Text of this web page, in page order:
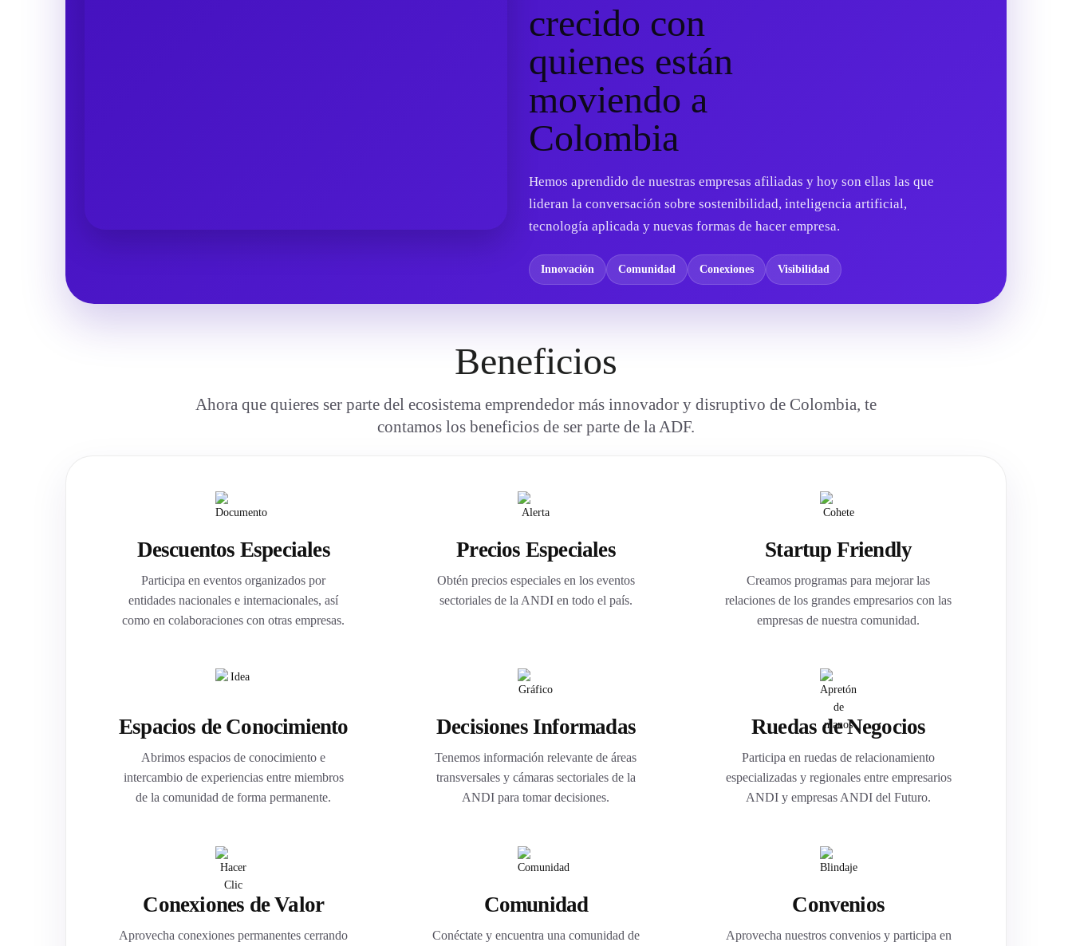
crecido con
quienes están
moviendo a
Colombia
Hemos aprendido de nuestras empresas afiliadas y hoy son ellas las que
lideran la conversación sobre sostenibilidad, inteligencia artificial,
tecnología aplicada y nuevas formas de hacer empresa.
Innovación Comunidad Conexiones Visibilidad
Beneficios
Ahora que quieres ser parte del ecosistema emprendedor más innovador y disruptivo de Colombia, te
contamos los beneficios de ser parte de la ADF.
Descuentos Especiales
Participa en eventos organizados por
entidades nacionales e internacionales, así
como en colaboraciones con otras empresas.
Precios Especiales
Obtén precios especiales en los eventos
sectoriales de la ANDI en todo el país.
Startup Friendly
Creamos programas para mejorar las
relaciones de los grandes empresarios con las
empresas de nuestra comunidad.
Espacios de Conocimiento
Abrimos espacios de conocimiento e
intercambio de experiencias entre miembros
de la comunidad de forma permanente.
Decisiones Informadas
Tenemos información relevante de áreas
transversales y cámaras sectoriales de la
ANDI para tomar decisiones.
Ruedas de Negocios
Participa en ruedas de relacionamiento
especializadas y regionales entre empresarios
ANDI y empresas ANDI del Futuro.
Conexiones de Valor
Aprovecha conexiones permanentes cerrando
Comunidad
Conéctate y encuentra una comunidad de
Convenios
Aprovecha nuestros convenios y participa en